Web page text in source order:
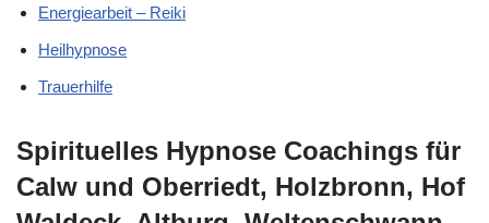
Energiearbeit – Reiki
Heilhypnose
Trauerhilfe
Spirituelles Hypnose Coachings für
Calw und Oberriedt, Holzbronn, Hof